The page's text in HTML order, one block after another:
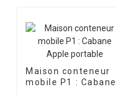
Maison conteneur
mobile P1 : Cabane